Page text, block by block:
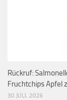
Rückruf:
Fruchtchips Apfel
30 JULI, 2026